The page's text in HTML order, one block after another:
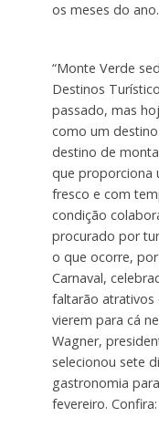
os meses do ano.
“Monte Verde
Destinos
passado, mas
como um
destino de
que proporciona
fresco e com
condição
procurado por
o que ocorre,
Carnaval,
faltarão atrativos
vierem para cá
Wagner,
selecionou sete
gastronomia
fevereiro. Confira: